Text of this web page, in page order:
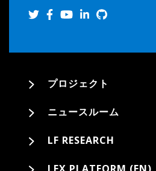
プロジェクト
ニュースルーム
LF RESEARCH